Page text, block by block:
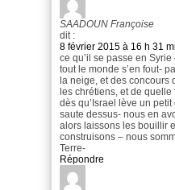
SAADOUN Françoise
dit :
8 février 2015 à 16 h 31
ce qu’il se passe en
tout le monde s’en fout-
la neige, et des concours
les chrétiens, et de
dès qu’Israel lève un
saute dessus- nous en
alors laissons les bouillir
construisons – nous
Terre-
Répondre